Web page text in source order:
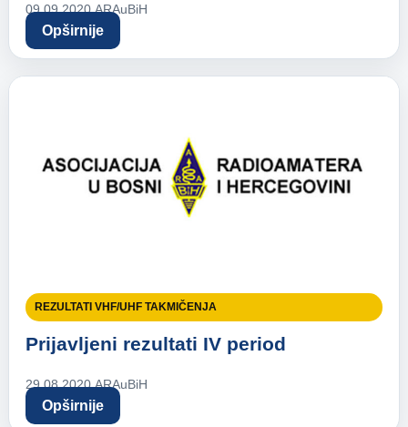
09.09.2020.ARAuBiH
Opširnije
REZULTATI VHF/UHF TAKMIČENJA
Prijavljeni rezultati IV period
29.08.2020.ARAuBiH
Opširnije